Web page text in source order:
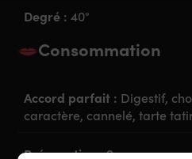
Degré :40°
Consommation
Accord parfait : Digestif,
caractère, cannelé, tarte
Préparation :Sec